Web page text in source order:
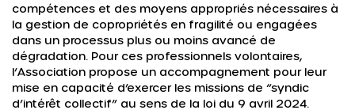
compétences et des moyens appropriés nécessaires à
la gestion de copropriétés en fragilité ou engagées
dans un processus plus ou moins avancé de
dégradation. Pour ces professionnels volontaires,
l’Association propose un accompagnement pour leur
mise en capacité d’exercer les missions de “syndic
d’intérêt collectif” au sens de la loi du 9 avril 2024.